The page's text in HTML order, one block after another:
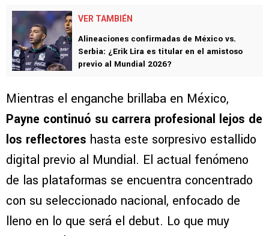
VER TAMBIÉN
Alineaciones confirmadas de México vs.
Serbia: ¿Erik Lira es titular en el amistoso
previo al Mundial 2026?
Mientras el enganche brillaba en México,
Payne continuó su carrera profesional lejos de
los reflectores hasta este sorpresivo estallido
digital previo al Mundial. El actual fenómeno
de las plataformas se encuentra concentrado
con su seleccionado nacional, enfocado de
lleno en lo que será el debut. Lo que muy